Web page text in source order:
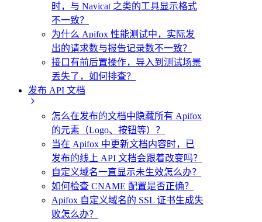
时，与 Navicat 之类的工具显示格式
不一致？
为什么 Apifox 性能测试中，实际发
出的请求数与报告记录数不一致？
接口有前后置操作，导入到测试场景
丢失了，如何排查？
发布 API 文档
怎么在发布的文档中隐藏所有 Apifox
的元素（Logo、按钮等）？
当在 Apifox 中更新文档内容时，已
发布的线上 API 文档会跟着改变吗？
自定义域名一直显示未生效怎么办？
如何检查 CNAME 配置是否正确？
Apifox 自定义域名的 SSL 证书生成失
败怎么办？